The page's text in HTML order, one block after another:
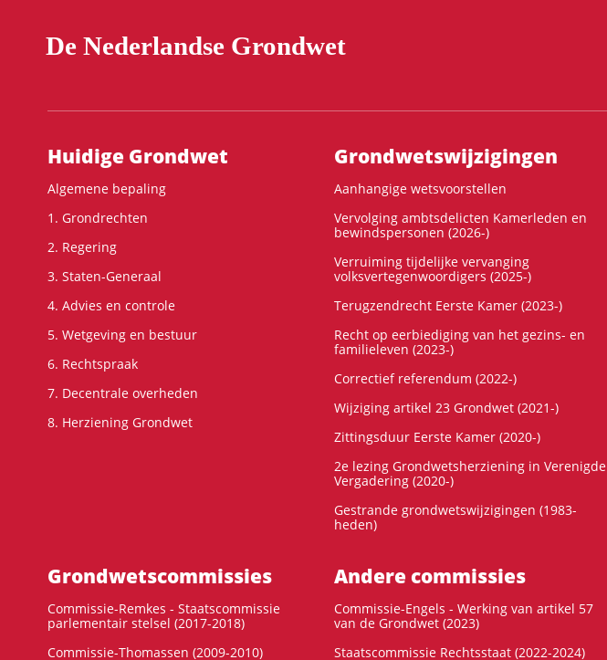
De Nederlandse Grondwet
Hoofdnavigatie
Huidige Grondwet
Algemene bepaling
1. Grondrechten
2. Regering
3. Staten-Generaal
4. Advies en controle
5. Wetgeving en bestuur
6. Rechtspraak
7. Decentrale overheden
8. Herziening Grondwet
Grondwets­wijzigingen
Aanhangige wetsvoorstellen
Vervolging ambtsdelicten Kamerleden en
bewindspersonen (2026-)
Verruiming tijdelijke vervanging
volksvertegenwoordigers (2025-)
Terugzendrecht Eerste Kamer (2023-)
Recht op eerbiediging van het gezins- en
familieleven (2023-)
Correctief referendum (2022-)
Wijziging artikel 23 Grondwet (2021-)
Zittingsduur Eerste Kamer (2020-)
2e lezing Grondwetsherziening in Verenigde
Vergadering (2020-)
Gestrande grondwetswijzigingen (1983-
heden)
Grondwets­commissies
Commissie-Remkes - Staatscommissie
parlementair stelsel (2017-2018)
Commissie-Thomassen (2009-2010)
Andere commissies
Commissie-Engels - Werking van artikel 57
van de Grondwet (2023)
Staatscommissie Rechtsstaat (2022-2024)